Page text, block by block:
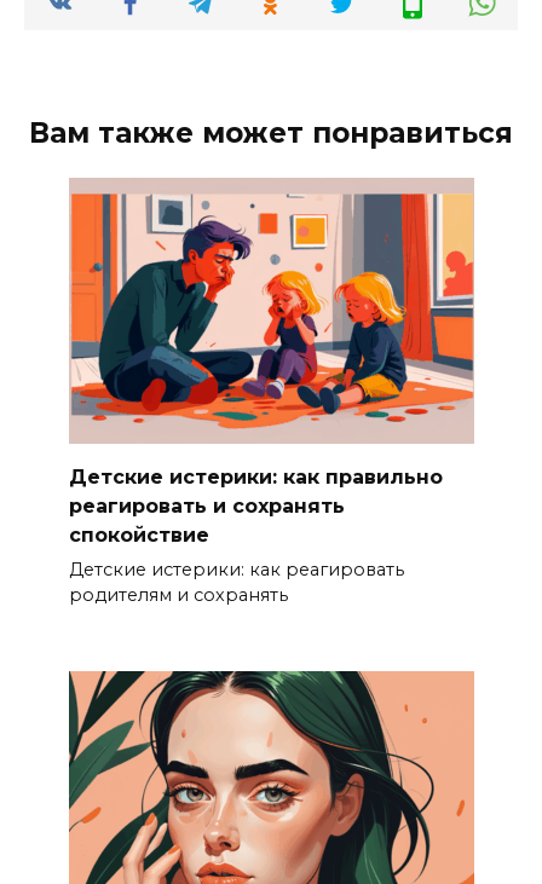
Вам также может понравиться
Детские истерики: как правильно
реагировать и сохранять
спокойствие
Детские истерики: как реагировать
родителям и сохранять